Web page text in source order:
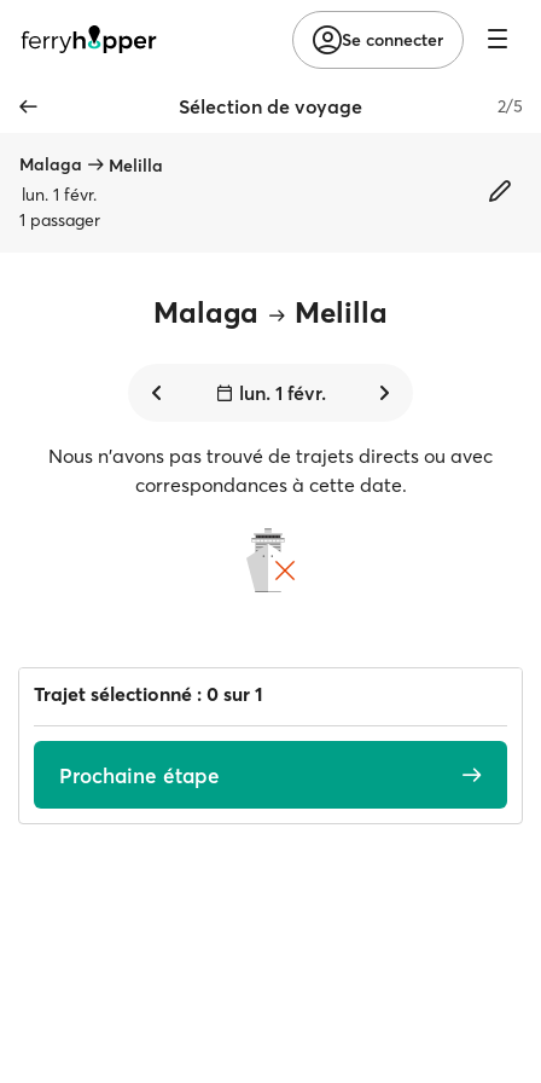
Se connecter
Sélection de voyage 2/5
Malaga
Melilla
lun. 1 févr.
1 passager
Malaga Melilla
lun. 1 févr.
Nous n'avons pas trouvé de trajets directs ou avec
correspondances à cette date.
Trajet sélectionné : 0 sur 1
Prochaine étape